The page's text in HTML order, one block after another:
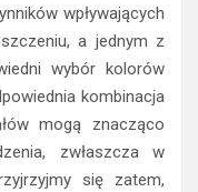
wpływających
a jednym z
wybór kolorów
kombinacja
mogą znacząco
zwłaszcza w
się zatem,